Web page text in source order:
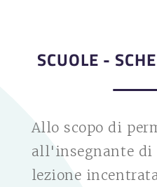
SCUOLE -
Allo scopo di
all'insegnante di
lezione